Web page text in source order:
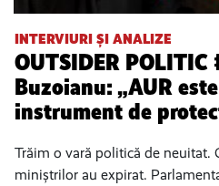
INTERVIURI ȘI ANALIZE
OUTSIDER POLITIC
Buzoianu: „AUR
instrument de
Trăim o vară politică de neuitat.
miniștrilor au expirat.